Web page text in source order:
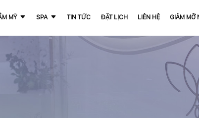
MỸ SPA TIN TỨC ĐẶT LỊCH LIÊN HỆ GIẢM MỠ